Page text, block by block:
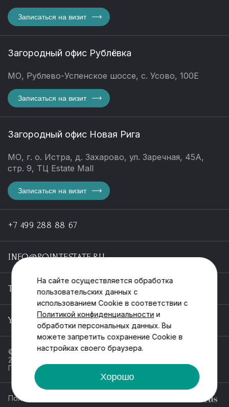
Записаться на визит
Загородный офис Рублёвка
МО, Рублево-Успенское шоссе, с. Усово, 100Е
Записаться на визит
Загородный офис Новая Рига
МО, г. о. Истра, д. Захарово, ул. Заречная, 45А,
стр. 9, ТЦ Estate Mall
Записаться на визит
+7 499 288 88 67
INFO@POINTESTATE.RU
TELEGRAM
YOUTUBE
© ООО «Пойнт эстейт», ИНН 55546464612,
2013-2025
Политика обработки персональных данных
Политика конфиденциальности
На сайте осуществляется обработка
пользовательских данных с
использованием Cookie в соответствии с
Политикой конфиденциальности и
обработки персональных данных. Вы
можете запретить сохранение Cookie в
настройках своего браузера.
Хорошо